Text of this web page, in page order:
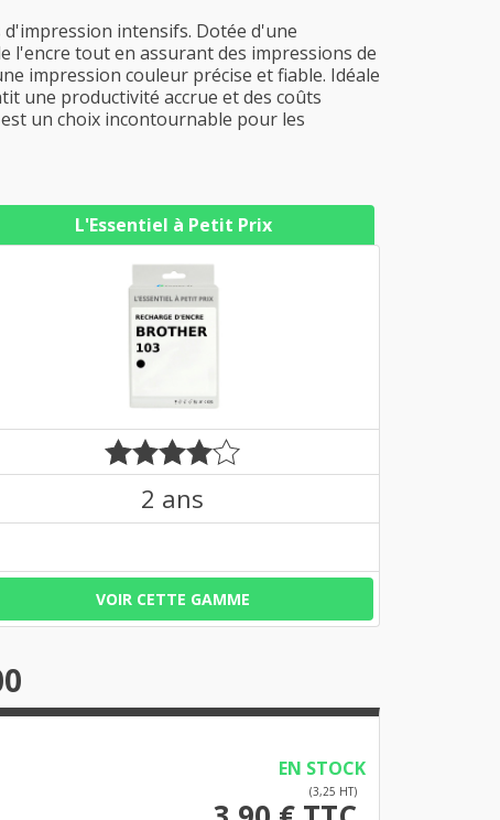
d'impression intensifs. Dotée d'une
l'encre tout en assurant des impressions de
impression couleur précise et fiable. Idéale
une productivité accrue et des coûts
un choix incontournable pour les
L'Essentiel à Petit Prix
2 ans
VOIR CETTE GAMME
EN STOCK
(3,25 HT)